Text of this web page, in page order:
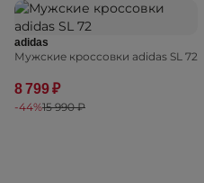
adidas
Мужские кроссовки adidas SL 72
8 799 ₽
-44%15 990 ₽